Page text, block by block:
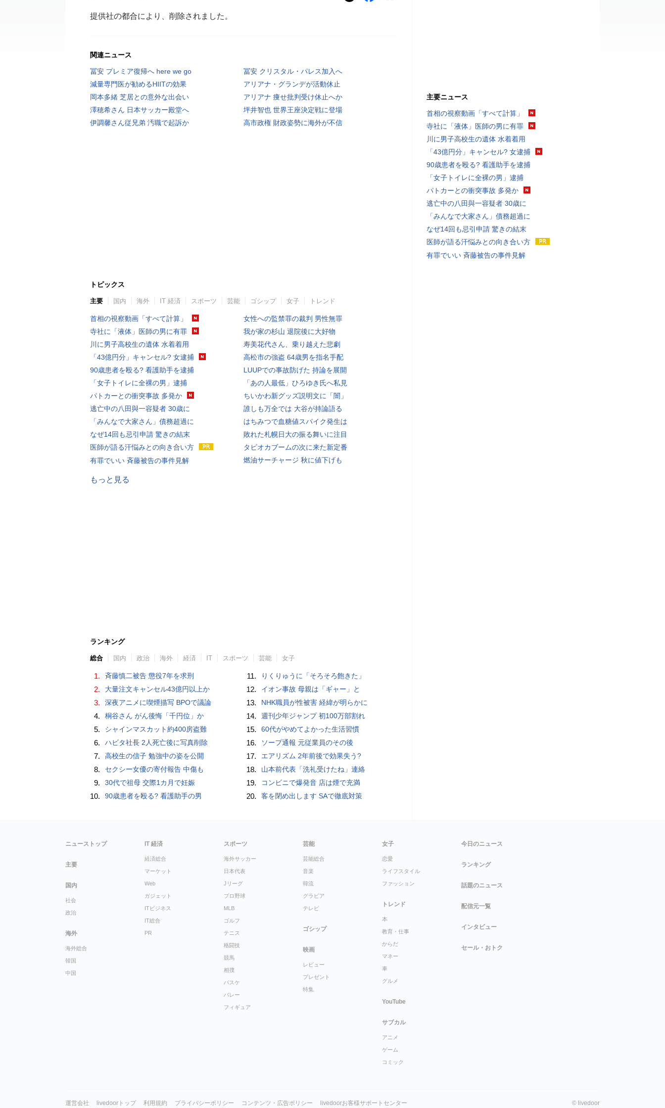
提供社の都合により、削除されました。
関連ニュース
冨安 プレミア復帰へ here we go
冨安 クリスタル・パレス加入へ
減量専門医が勧めるHIITの効果
アリアナ・グランデが活動休止
岡本多緒 芝居との意外な出会い
アリアナ 痩せ批判受け休止へか
澤穂希さん 日本サッカー殿堂へ
坪井智也 世界王座決定戦に登場
伊調馨さん従兄弟 汚職で起訴か
高市政権 財政姿勢に海外が不信
トピックス
主要 国内 海外 IT 経済 スポーツ 芸能 ゴシップ 女子 トレンド
首相の視察動画「すべて計算」
寺社に「液体」医師の男に有罪
川に男子高校生の遺体 水着着用
「43億円分」キャンセル? 女逮捕
90歳患者を殴る? 看護助手を逮捕
「女子トイレに全裸の男」逮捕
パトカーとの衝突事故 多発か
逃亡中の八田與一容疑者 30歳に
「みんなで大家さん」債務超過に
なぜ14回も忌引申請 驚きの結末
医師が語る汗悩みとの向き合い方
有罪でいい 斉藤被告の事件見解
女性への監禁罪の裁判 男性無罪
我が家の杉山 退院後に大好物
寿美花代さん、乗り越えた悲劇
高松市の強盗 64歳男を指名手配
LUUPでの事故防げた 持論を展開
「あの人最低」ひろゆき氏へ私見
ちいかわ新グッズ説明文に「闇」
誰しも万全では 大谷が持論語る
はちみつで血糖値スパイク発生は
敗れた札幌日大の振る舞いに注目
タピオカブームの次に来た新定番
燃油サーチャージ 秋に値下げも
もっと見る
ランキング
総合 国内 政治 海外 経済 IT スポーツ 芸能 女子
1. 斉藤慎二被告 懲役7年を求刑
2. 大量注文キャンセル43億円以上か
3. 深夜アニメに喫煙描写 BPOで議論
4. 桐谷さん がん後悔「千円位」か
5. シャインマスカット約400房盗難
6. ハビタ社長 2人死亡後に写真削除
7. 高校生の信子 勉強中の姿を公開
8. セクシー女優の寄付報告 中傷も
9. 30代で祖母 交際1カ月で妊娠
10. 90歳患者を殴る? 看護助手の男
11. りくりゅうに「そろそろ飽きた」
12. イオン事故 母親は「ギャー」と
13. NHK職員が性被害 経緯が明らかに
14. 週刊少年ジャンプ 初100万部割れ
15. 60代がやめてよかった生活習慣
16. ソープ通報 元従業員のその後
17. エアリズム 2年前後で効果失う?
18. 山本前代表「洗礼受けたね」連絡
19. コンビニで爆発音 店は煙で充満
20. 客を閉め出します SAで徹底対策
主要ニュース
首相の視察動画「すべて計算」
寺社に「液体」医師の男に有罪
川に男子高校生の遺体 水着着用
「43億円分」キャンセル? 女逮捕
90歳患者を殴る? 看護助手を逮捕
「女子トイレに全裸の男」逮捕
パトカーとの衝突事故 多発か
逃亡中の八田與一容疑者 30歳に
「みんなで大家さん」債務超過に
なぜ14回も忌引申請 驚きの結末
医師が語る汗悩みとの向き合い方
有罪でいい 斉藤被告の事件見解
ニューストップ
主要
国内
社会
政治
海外
海外総合
韓国
中国
IT 経済
経済総合
マーケット
Web
ガジェット
ITビジネス
IT総合
PR
スポーツ
海外サッカー
日本代表
Jリーグ
プロ野球
MLB
ゴルフ
テニス
格闘技
競馬
相撲
バスケ
バレー
フィギュア
芸能
芸能総合
音楽
韓流
グラビア
テレビ
ゴシップ
映画
レビュー
プレゼント
特集
女子
恋愛
ライフスタイル
ファッション
トレンド
本
教育・仕事
からだ
マネー
車
グルメ
YouTube
サブカル
アニメ
ゲーム
コミック
今日のニュース
ランキング
話題のニュース
配信元一覧
インタビュー
セール・おトク
運営会社 livedoorトップ 利用規約 プライバシーポリシー コンテンツ・広告ポリシー livedoorお客様サポートセンター © livedoor